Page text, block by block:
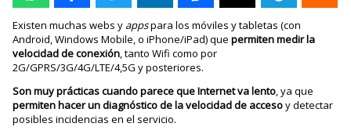
Existen muchas webs y appspara los móviles y tabletas (con
Android, Windows Mobile, o iPhone/iPad) quepermiten medir la
velocidad de conexión, tanto Wifi como por
2G/GPRS/3G/4G/LTE/4,5G y posteriores.
Son muy prácticas cuando parece que Internet va lento, ya que
permiten hacer un diagnóstico de la velocidad de accesoy detectar
posibles incidencias en el servicio.